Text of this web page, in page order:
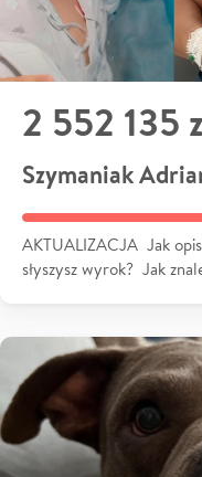
2 552 135
Szymaniak
AKTUALIZACJA Jak
słyszysz wyrok? Jak